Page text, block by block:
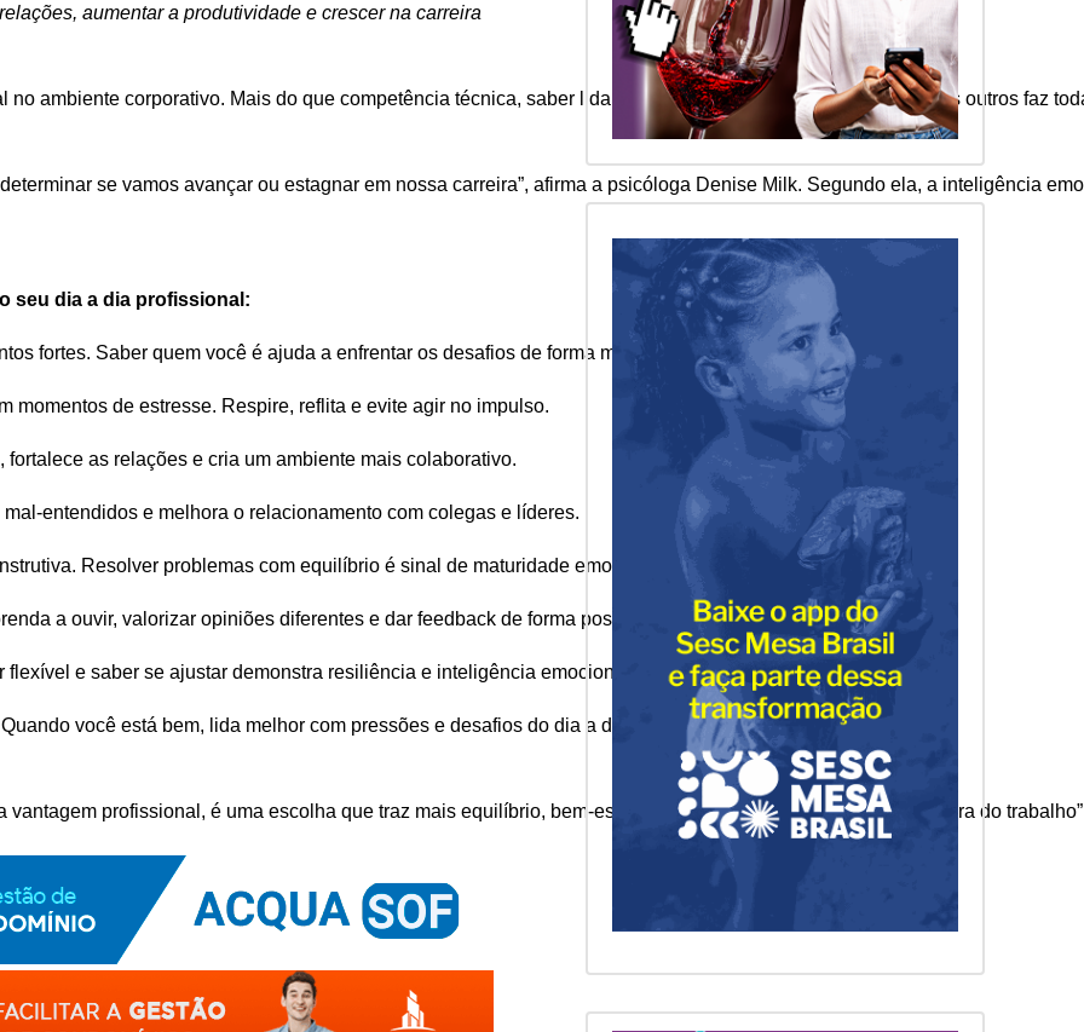
aumentar a produtividade e crescer na carreira
ambiente corporativo. Mais do que competência técnica, saber lidar com as próprias emoções e com as dos outros faz
se vamos avançar ou estagnar em nossa carreira”, afirma a psicóloga Denise Milk. Segundo ela, a inteligência
seu dia a dia profissional:
fortes. Saber quem você é ajuda a enfrentar os desafios de forma mais equilibrada.
momentos de estresse. Respire, reflita e evite agir no impulso.
as relações e cria um ambiente mais colaborativo.
entendidos e melhora o relacionamento com colegas e líderes.
Resolver problemas com equilíbrio é sinal de maturidade emocional.
a ouvir, valorizar opiniões diferentes e dar feedback de forma positiva.
e saber se ajustar demonstra resiliência e inteligência emocional.
você está bem, lida melhor com pressões e desafios do dia a dia.
profissional, é uma escolha que traz mais equilíbrio, bem-estar e qualidade nas relações, dentro e fora do